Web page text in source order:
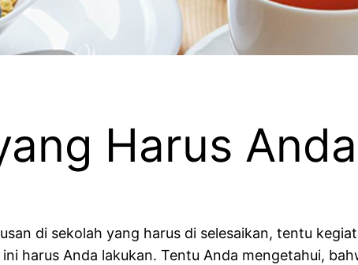
Harus
di sekolah yang harus di selesaikan, tentu
harus Anda lakukan. Tentu Anda mengetahui,